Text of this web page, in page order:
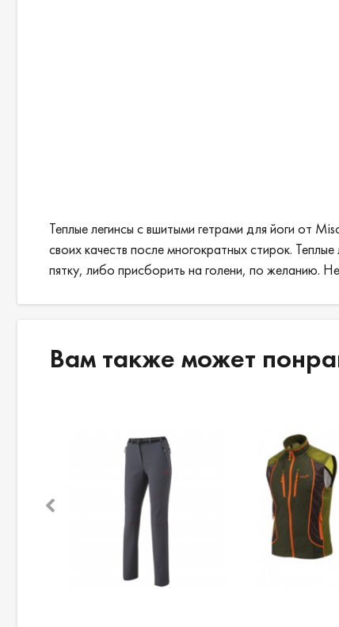
Теплые легинсы с вшитыми гетрами для йоги от
своих качеств после многократных стирок.
пятку, либо присборить на голени, по желанию.
Вам также может